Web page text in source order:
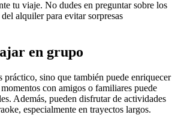
tu viaje. No dudes en preguntar sobre los
alquiler para evitar sorpresas
en grupo
práctico, sino que también puede enriquecer
con amigos o familiares puede
Además, pueden disfrutar de actividades
especialmente en trayectos largos.